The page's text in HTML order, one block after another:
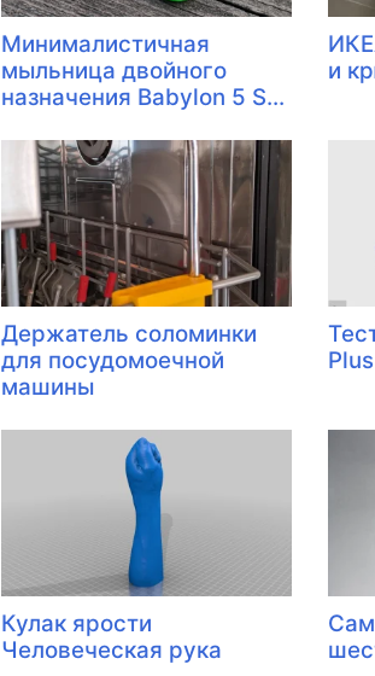
Минималистичная
мыльница двойного
назначения Babylon 5 S...
и
Держатель соломинки
для посудомоечной
машины
Plus
Кулак ярости
Человеческая рука